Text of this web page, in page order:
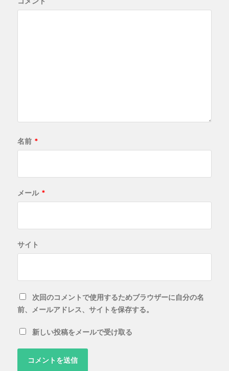
名前 *
メール *
サイト
次回のコメントで使用するためブラウザーに自分の名
前、メールアドレス、サイトを保存する。
新しい投稿をメールで受け取る